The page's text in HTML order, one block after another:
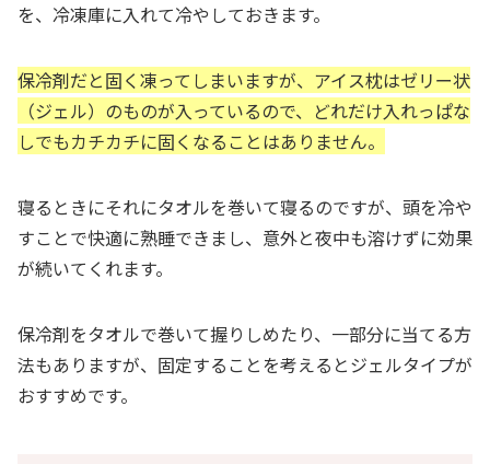
を、冷凍庫に入れて冷やしておきます。
保冷剤だと固く凍ってしまいますが、アイス枕はゼリー状
（ジェル）のものが入っているので、どれだけ入れっぱな
しでもカチカチに固くなることはありません。
寝るときにそれにタオルを巻いて寝るのですが、頭を冷や
すことで快適に熟睡できまし、意外と夜中も溶けずに効果
が続いてくれます。
保冷剤をタオルで巻いて握りしめたり、一部分に当てる方
法もありますが、固定することを考えるとジェルタイプが
おすすめです。